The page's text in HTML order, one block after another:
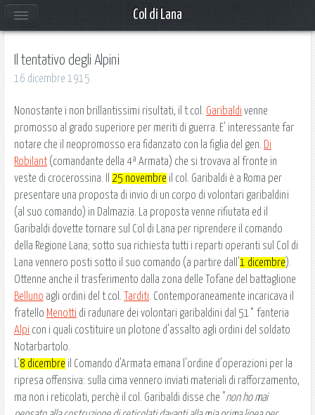
Il tentativo degli Alpini
16 dicembre 1915
Nonostante i non brillantissimi risultati, il t.col. Garibaldi venne
promosso al grado superiore per meriti di guerra. E' interessante far
notare che il neopromosso era fidanzato con la figlia del gen.
Di
Robilant (comandante della 4ª Armata) che si trovava al fronte in
veste di crocerossina. Il 25 novembre il col. Garibaldi è a Roma per
presentare una proposta di invio di un corpo di volontari garibaldini
(al suo comando) in Dalmazia. La proposta venne rifiutata ed il
Garibaldi dovette tornare sul Col di Lana per riprendere il comando
della Regione Lana; sotto sua richiesta tutti i reparti operanti sul Col di
Lana vennero posti sotto il suo comando (a partire dall'1 dicembre).
Ottenne anche il trasferimento dalla zona delle Tofane del battaglione
Belluno agli ordini del t.col. Tarditi . Contemporaneamente incaricava il
fratello Menotti di radunare dei volontari garibaldini dal 51° fanteria
Alpi con i quali costituire un plotone d'assalto agli ordini del soldato
Notarbartolo.
L'8 dicembre il Comando d'Armata emana l'ordine d'operazioni per la
ripresa offensiva: sulla cima vennero inviati materiali di rafforzamento,
ma non i reticolati, perchè il col. Garibaldi disse che "non ho mai
Col di Lana